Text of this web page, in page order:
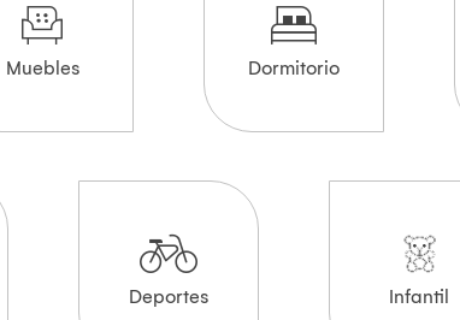
Muebles Dormitorio
Deportes Infantil